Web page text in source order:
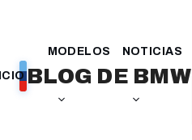
contenido
BLOG DE BMW
MODELOS
NOTICIAS